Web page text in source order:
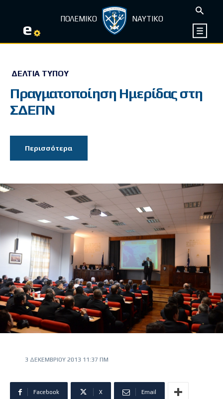
e ΠΟΛΕΜΙΚΟ ΝΑΥΤΙΚΟ
ΔΕΛΤΊΑ ΤΎΠΟΥ
Πραγματοποίηση Ημερίδας στη
ΣΔΕΠΝ
Περισσότερα
3 ΔΕΚΕΜΒΡΊΟΥ 2013 11:37 ΠΜ
Facebook X Email